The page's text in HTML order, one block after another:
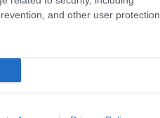
and other user protection.